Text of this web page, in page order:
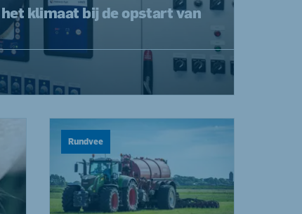
klimaat bij de opstart van
Rundvee